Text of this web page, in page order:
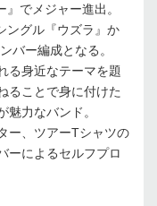
でメジャー進出。
ングル『ウズラ』か
バー編成となる。
る身近なテーマを題
ることで身に付けた
力なバンド。
ー、ツアーTシャツの
ーによるセルフプロ